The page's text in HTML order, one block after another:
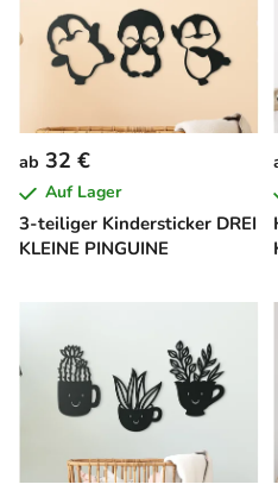
3-teiliger Kindersticker DREI
KLEINE PINGUINE
ab 32 €
Auf Lager